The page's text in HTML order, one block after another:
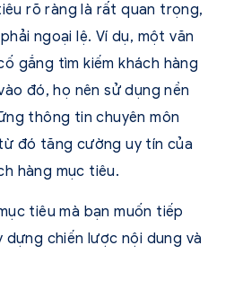
rõ ràng là rất quan trọng,
ngoại lệ. Ví dụ, một văn
gắng tìm kiếm khách hàng
đó, họ nên sử dụng nền
thông tin chuyên môn
đó tăng cường uy tín của
hàng mục tiêu.
tiêu mà bạn muốn tiếp
chiến lược nội dung và